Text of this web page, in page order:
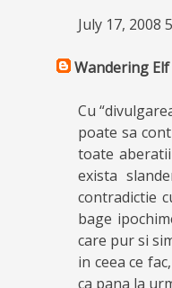
July 17, 2008
Wandering Elf
Cu
poate sa
toate
exista
contradictie
bage
care pur si
in ceea ce
ca pana la